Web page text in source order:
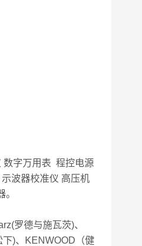
数字万用表 程控电源
波器校准仪 高压机
罗德与施瓦茨)、
)、KENWOOD（健